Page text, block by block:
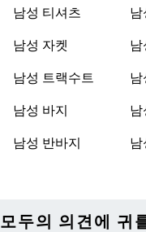
남성 티셔츠
남성 자켓
남성 트랙수트
남성 바지
남성 반바지
남
남
남
남
남
모두의 의견에 귀